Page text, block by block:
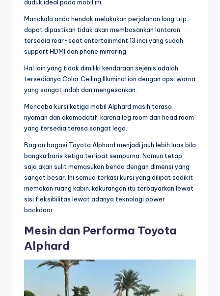
duduk ideal pada mobil ini.
Manakala anda hendak melakukan perjalanan long trip
dapat dipastikan tidak akan membosankan lantaran
tersedia rear-seat entertainment 13 inci yang sudah
support HDMI dan phone mirroring.
Hal lain yang tidak dimiliki kendaraan sejenis adalah
tersedianya Color Ceiling Illumination dengan opsi warna
yang sangat indah dan mengesankan.
Mencoba kursi ketiga mobil Alphard masih terasa
nyaman dan akomodatif, karena leg room dan head room
yang tersedia terasa sangat lega.
Bagian bagasi Toyota Alphard menjadi jauh lebih luas bila
bangku baris ketiga terlipat sempurna. Namun tetap
saja akan sulit memasukan benda dengan dimensi yang
sangat besar. Ini semua terkasi kursi yang dilipat sedikit
memakan ruang kabin. kekurangan itu terbayarkan lewat
sisi fleksibilitas lewat adanya teknologi power
backdoor.
Mesin dan Performa Toyota
Alphard